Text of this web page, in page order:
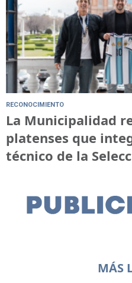
RECONOCIMIENTO
La Municipalidad
platenses que
técnico de la
MÁS